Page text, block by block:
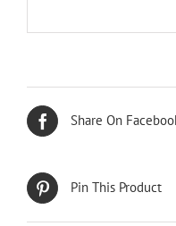
Share On
Pin This Product